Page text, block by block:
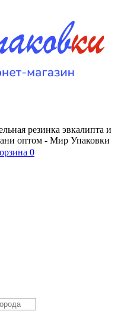
резинка эвкалипта и
оптом - Мир Упаковки
0